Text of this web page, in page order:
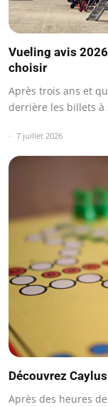
Vueling avis
choisir
Après trois ans et
derrière les billets à
7 juillet 2026
Découvrez
Après des heures